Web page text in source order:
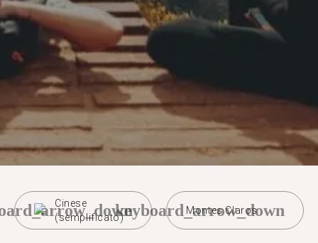
Cinese
(semplificato)
Montes Claros
keyboard_arrow_down